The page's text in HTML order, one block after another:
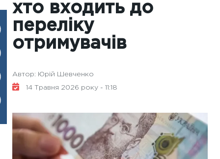
хто входить до
переліку
отримувачів
Автор: Юрій Шевченко
14 Травня 2026 року - 11:18